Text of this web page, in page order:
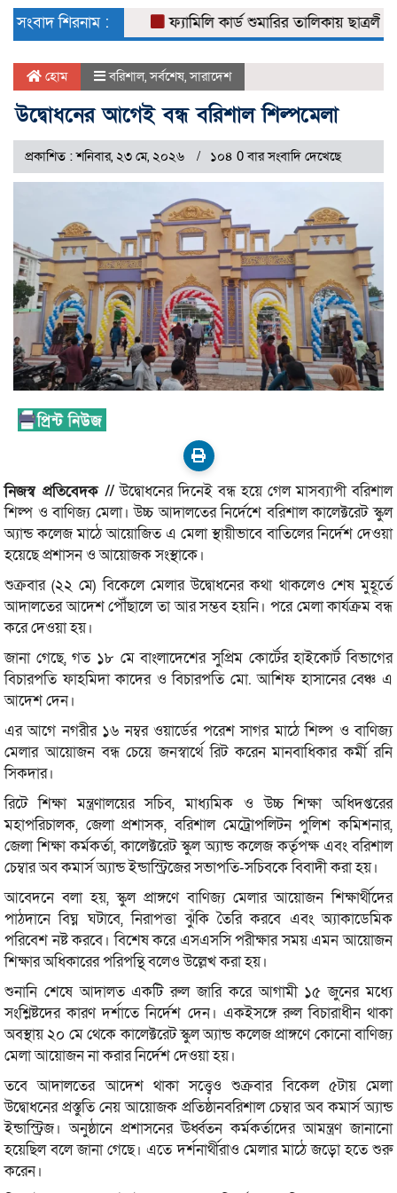
সংবাদ শিরনাম :
ফ্যামিলি কার্ড শুমারির তালিকায় ছাত্রলীগ নেতা
হোম বরিশাল,সর্বশেষ,সারাদেশ
উদ্বোধনের আগেই বন্ধ বরিশাল শিল্পমেলা
প্রকাশিত : শনিবার, ২৩ মে, ২০২৬ ১০৪ 0 বার সংবাদি দেখেছে
নিজস্ব প্রতিবেদক // উদ্বোধনের দিনেই বন্ধ হয়ে গেল মাসব্যাপী বরিশাল
শিল্প ও বাণিজ্য মেলা। উচ্চ আদালতের নির্দেশে বরিশাল কালেক্টরেট স্কুল
অ্যান্ড কলেজ মাঠে আয়োজিত এ মেলা স্থায়ীভাবে বাতিলের নির্দেশ দেওয়া
হয়েছে প্রশাসন ও আয়োজক সংস্থাকে।
শুক্রবার (২২ মে) বিকেলে মেলার উদ্বোধনের কথা থাকলেও শেষ মুহূর্তে
আদালতের আদেশ পৌঁছালে তা আর সম্ভব হয়নি। পরে মেলা কার্যক্রম বন্ধ
করে দেওয়া হয়।
জানা গেছে, গত ১৮ মে বাংলাদেশের সুপ্রিম কোর্টের হাইকোর্ট বিভাগের
বিচারপতি ফাহমিদা কাদের ও বিচারপতি মো. আশিফ হাসানের বেঞ্চ এ
আদেশ দেন।
এর আগে নগরীর ১৬ নম্বর ওয়ার্ডের পরেশ সাগর মাঠে শিল্প ও বাণিজ্য
মেলার আয়োজন বন্ধ চেয়ে জনস্বার্থে রিট করেন মানবাধিকার কর্মী রনি
সিকদার।
রিটে শিক্ষা মন্ত্রণালয়ের সচিব, মাধ্যমিক ও উচ্চ শিক্ষা অধিদপ্তরের
মহাপরিচালক, জেলা প্রশাসক, বরিশাল মেট্রোপলিটন পুলিশ কমিশনার,
জেলা শিক্ষা কর্মকর্তা, কালেক্টরেট স্কুল অ্যান্ড কলেজ কর্তৃপক্ষ এবং বরিশাল
চেম্বার অব কমার্স অ্যান্ড ইন্ডাস্ট্রিজের সভাপতি-সচিবকে বিবাদী করা হয়।
আবেদনে বলা হয়, স্কুল প্রাঙ্গণে বাণিজ্য মেলার আয়োজন শিক্ষার্থীদের
পাঠদানে বিঘ্ন ঘটাবে, নিরাপত্তা ঝুঁকি তৈরি করবে এবং অ্যাকাডেমিক
পরিবেশ নষ্ট করবে। বিশেষ করে এসএসসি পরীক্ষার সময় এমন আয়োজন
শিক্ষার অধিকারের পরিপন্থি বলেও উল্লেখ করা হয়।
শুনানি শেষে আদালত একটি রুল জারি করে আগামী ১৫ জুনের মধ্যে
সংশ্লিষ্টদের কারণ দর্শাতে নির্দেশ দেন। একইসঙ্গে রুল বিচারাধীন থাকা
অবস্থায় ২০ মে থেকে কালেক্টরেট স্কুল অ্যান্ড কলেজ প্রাঙ্গণে কোনো বাণিজ্য
মেলা আয়োজন না করার নির্দেশ দেওয়া হয়।
তবে আদালতের আদেশ থাকা সত্ত্বেও শুক্রবার বিকেল ৫টায় মেলা
উদ্বোধনের প্রস্তুতি নেয় আয়োজক প্রতিষ্ঠানবরিশাল চেম্বার অব কমার্স অ্যান্ড
ইন্ডাস্ট্রিজ। অনুষ্ঠানে প্রশাসনের ঊর্ধ্বতন কর্মকর্তাদের আমন্ত্রণ জানানো
হয়েছিল বলে জানা গেছে। এতে দর্শনার্থীরাও মেলার মাঠে জড়ো হতে শুরু
করেন।